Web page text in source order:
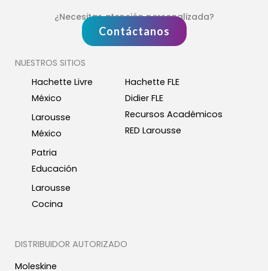
¿Necesitas atención personalizada?
Contáctanos
NUESTROS SITIOS
Hachette Livre
México
Larousse
México
Patria
Educación
Larousse
Cocina
Hachette FLE
Didier FLE
Recursos Académicos
RED Larousse
DISTRIBUIDOR AUTORIZADO
Moleskine